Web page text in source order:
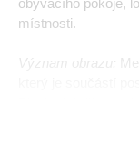
obývacího pokoje,
místnosti.
přímými čarami do